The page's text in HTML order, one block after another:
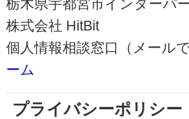
栃木県宇都宮市インターパ
株式会社 HitBit
個人情報相談窓口（メール
ーム
プライバシーポリシー